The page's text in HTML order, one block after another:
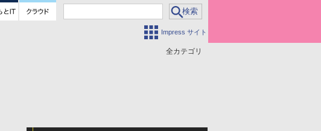
Impress サイト
全カテゴリ